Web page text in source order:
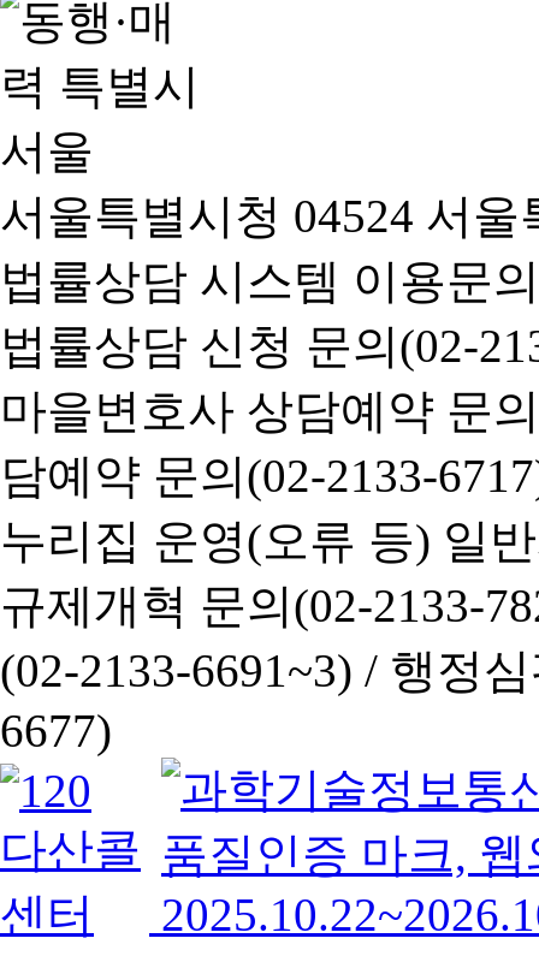
서울특별시청 04524 서
법률상담 시스템 이용문
법률상담 신청 문의(02-
마을변호사 상담예약 문
담예약 문의(02-2133-
누리집 운영(오류 등) 일
규제개혁 문의(02-2133-
(02-2133-6691~3) / 행정심
6677)